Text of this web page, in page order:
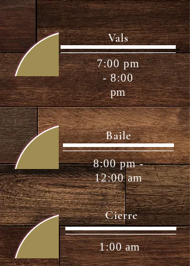
Vals
7:00 pm
- 8:00
pm
Baile
8:00 pm -
12:00 am
Cierre
1:00 am